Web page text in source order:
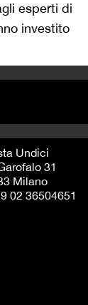
esperti di
investito
Undici
31
Milano
02 36504651